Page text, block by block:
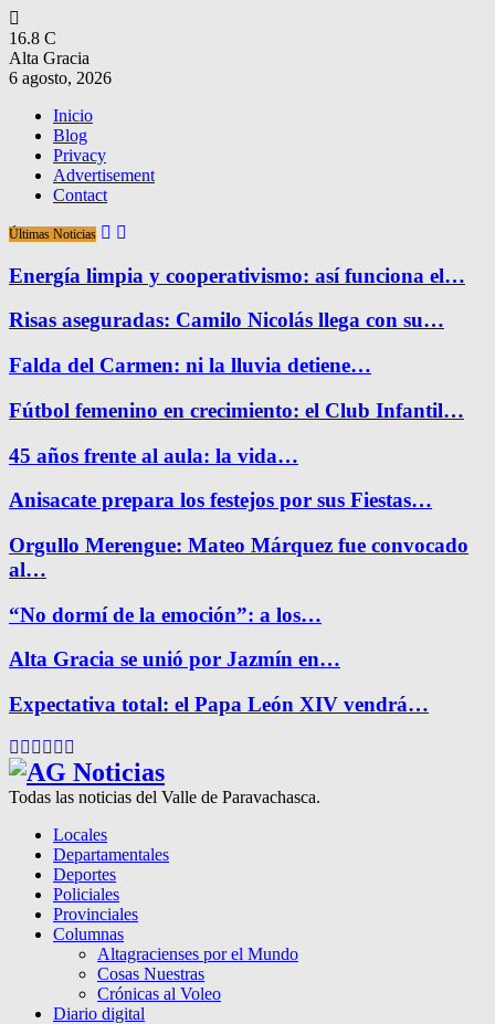
16.8 C
Alta Gracia
6 agosto, 2026
Inicio
Blog
Privacy
Advertisement
Contact
Últimas Noticias
Energía limpia y cooperativismo: así funciona el…
Risas aseguradas: Camilo Nicolás llega con su…
Falda del Carmen: ni la lluvia detiene…
Fútbol femenino en crecimiento: el Club Infantil…
45 años frente al aula: la vida…
Anisacate prepara los festejos por sus Fiestas…
Orgullo Merengue: Mateo Márquez fue convocado
al…
“No dormí de la emoción”: a los…
Alta Gracia se unió por Jazmín en…
Expectativa total: el Papa León XIV vendrá…
Facebook
Twitter
Instagram
Pinterest
Google
Todas las noticias del Valle de Paravachasca.
Locales
Departamentales
Deportes
Policiales
Provinciales
Columnas
Altagracienses por el Mundo
Cosas Nuestras
Crónicas al Voleo
Diario digital